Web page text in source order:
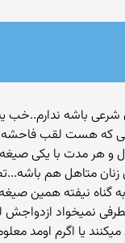
باشه
کسی که هست لقب
هر مدت با یکی
متاهل هم
به گناه نیفته همین
نمیخواد
یا اگرم اومد